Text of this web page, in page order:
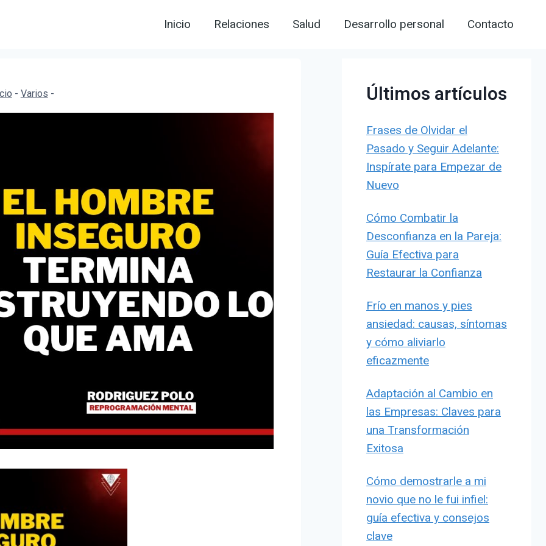
Inicio Relaciones Salud Desarrollo personal Contacto
- Varios - Últimos artículos
Frases de Olvidar el
Pasado y Seguir Adelante:
Inspírate para Empezar de
Nuevo
Cómo Combatir la
Desconfianza en la Pareja:
Guía Efectiva para
Restaurar la Confianza
Frío en manos y pies
ansiedad: causas, síntomas
y cómo aliviarlo
eficazmente
Adaptación al Cambio en
las Empresas: Claves para
una Transformación
Exitosa
Cómo demostrarle a mi
novio que no le fui infiel:
guía efectiva y consejos
clave